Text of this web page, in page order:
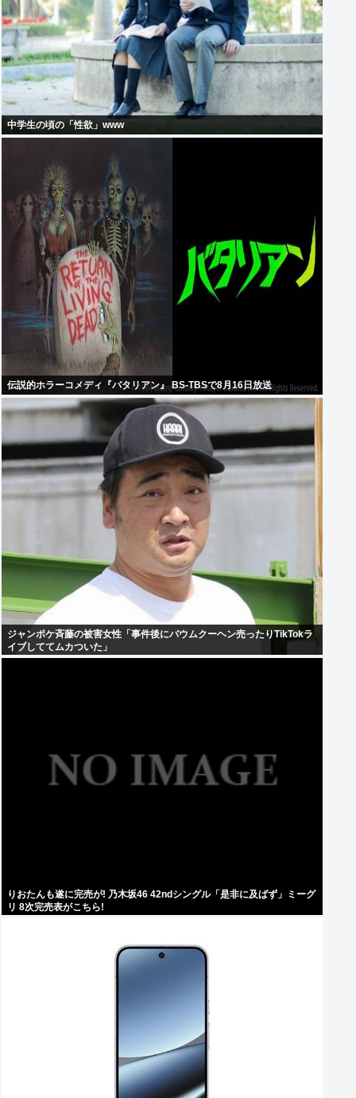
中学生の頃の「性欲」www
伝説的ホラーコメディ『バタリアン』 BS-TBSで8月16日放送
ジャンポケ斉藤の被害女性「事件後にバウムクーヘン売ったりTikTokラ
イブしててムカついた」
りおたんも遂に完売が! 乃木坂46 42ndシングル「是非に及ばず」ミーグ
リ 8次完売表がこちら!